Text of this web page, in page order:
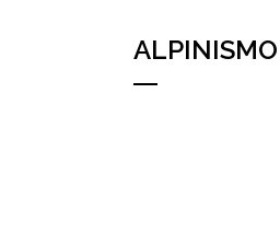
ALPINISMO